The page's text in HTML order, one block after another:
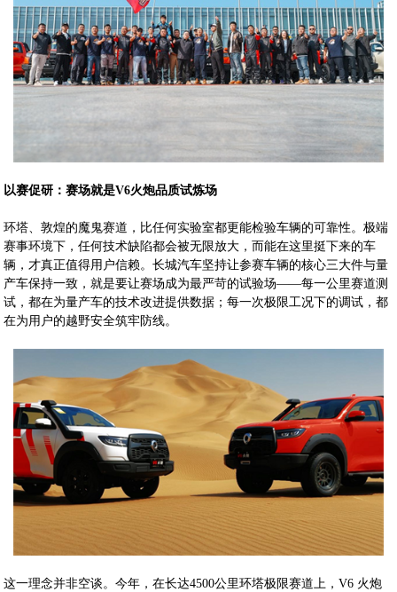
以赛促研：赛场就是V6火炮品质试炼场
环塔、敦煌的魔鬼赛道，比任何实验室都更能检验车辆的可靠性。极端
赛事环境下，任何技术缺陷都会被无限放大，而能在这里挺下来的车
辆，才真正值得用户信赖。长城汽车坚持让参赛车辆的核心三大件与量
产车保持一致，就是要让赛场成为最严苛的试验场——每一公里赛道测
试，都在为量产车的技术改进提供数据；每一次极限工况下的调试，都
在为用户的越野安全筑牢防线。
这一理念并非空谈。今年，在长达4500公里环塔极限赛道上，V6 火炮